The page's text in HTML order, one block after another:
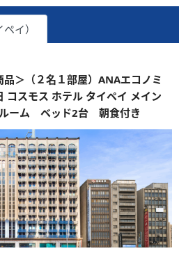
イ）
＞（２名１部屋）ANAエコノミ
コスモス ホテル タイペイ メイン
ルーム ベッド2台 朝食付き